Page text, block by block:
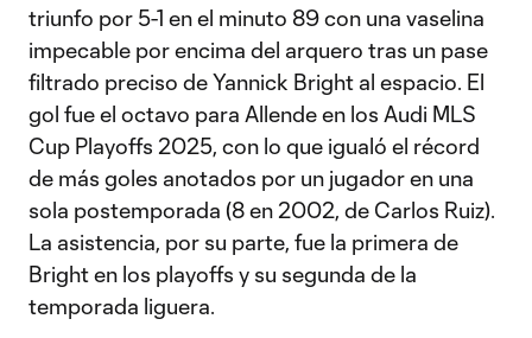
triunfo por 5-1 en el minuto 89 con una vaselina
impecable por encima del arquero tras un pase
filtrado preciso de Yannick Bright al espacio. El
gol fue el octavo para Allende en los Audi MLS
Cup Playoffs 2025, con lo que igualó el récord
de más goles anotados por un jugador en una
sola postemporada (8 en 2002, de Carlos Ruiz).
La asistencia, por su parte, fue la primera de
Bright en los playoffs y su segunda de la
temporada liguera.